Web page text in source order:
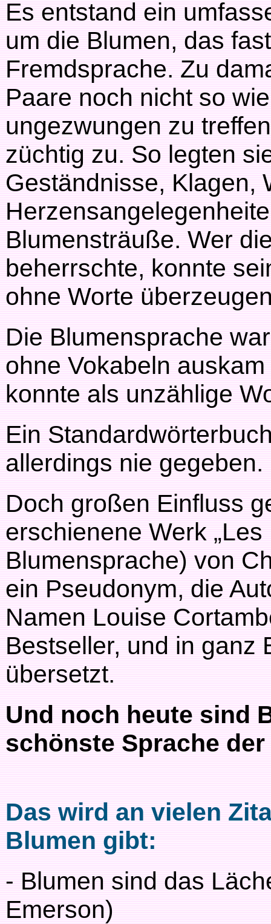
Es entstand ein
um die Blumen, das
Fremdsprache. Zu
Paare noch nicht so
ungezwungen zu
züchtig zu. So legten
Geständnisse, Klagen,
Blumensträuße. Wer
beherrschte, konnte
ohne Worte
Die Blumensprache
ohne Vokabeln
konnte als unzählige
Ein
allerdings nie gegeben.
Doch großen Einfluss
erschienene Werk
Blumensprache) von
ein Pseudonym, die
Namen Louise
Bestseller, und in ganz
übersetzt.
Und noch heute sind
schönste Sprache
Das wird an vielen
Blumen gibt:
- Blumen sind das
Emerson)